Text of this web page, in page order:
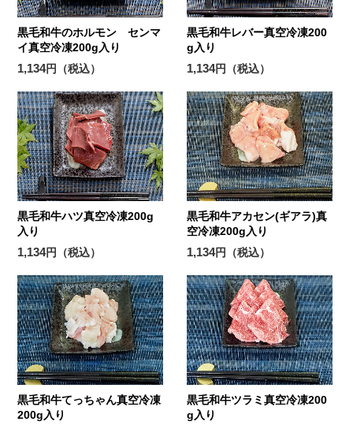
黒毛和牛のホルモン センマ
イ真空冷凍200g入り
1,134円（税込）
黒毛和牛レバー真空冷凍200
g入り
1,134円（税込）
黒毛和牛ハツ真空冷凍200g
入り
1,134円（税込）
黒毛和牛アカセン(ギアラ)真
空冷凍200g入り
1,134円（税込）
黒毛和牛てっちゃん真空冷凍
200g入り
黒毛和牛ツラミ真空冷凍200
g入り